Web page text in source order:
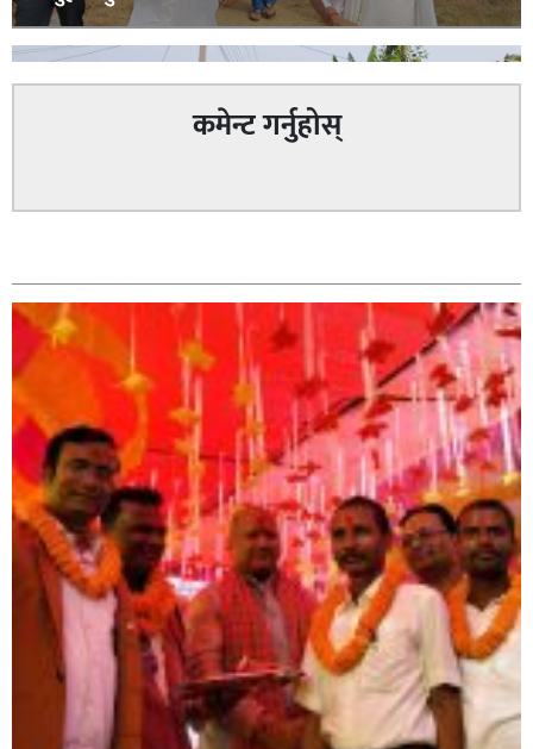
सिराहा-२ मा संजय यादव भिड्ने !
कमेन्ट गर्नुहोस्